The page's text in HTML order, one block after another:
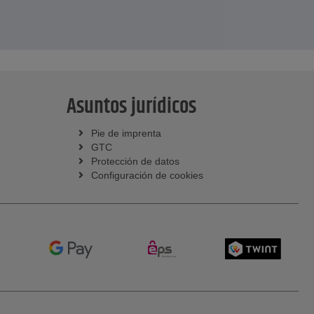
Asuntos jurídicos
Pie de imprenta
GTC
Protección de datos
Configuración de cookies